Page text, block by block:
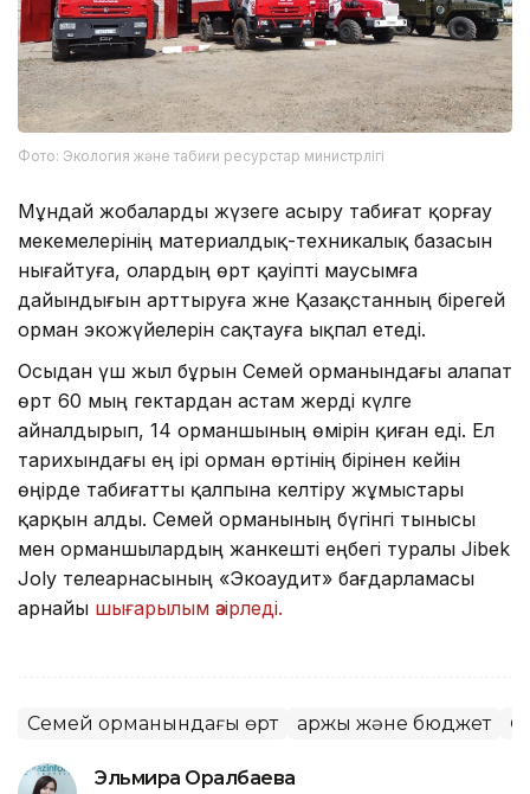
Фото: Экология және табиғи ресурстар министрлігі
Мұндай жобаларды жүзеге асыру табиғат қорғау
мекемелерінің материалдық-техникалық базасын
нығайтуға, олардың өрт қауіпті маусымға
дайындығын арттыруға және Қазақстанның бірегей
орман экожүйелерін сақтауға ықпал етеді.
Осыдан үш жыл бұрын Семей орманындағы алапат
өрт 60 мың гектардан астам жерді күлге
айналдырып, 14 орманшының өмірін қиған еді. Ел
тарихындағы ең ірі орман өртінің бірінен кейін
өңірде табиғатты қалпына келтіру жұмыстары
қарқын алды. Семей орманының бүгінгі тынысы
мен орманшылардың жанкешті еңбегі туралы Jibek
Joly телеарнасының «Экоаудит» бағдарламасы
арнайы шығарылым әзірледі.
Семей орманындағы өрт Қаржы және бюджет
Эльмира Оралбаева